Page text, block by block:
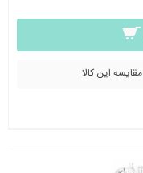
مقایسه این کالا